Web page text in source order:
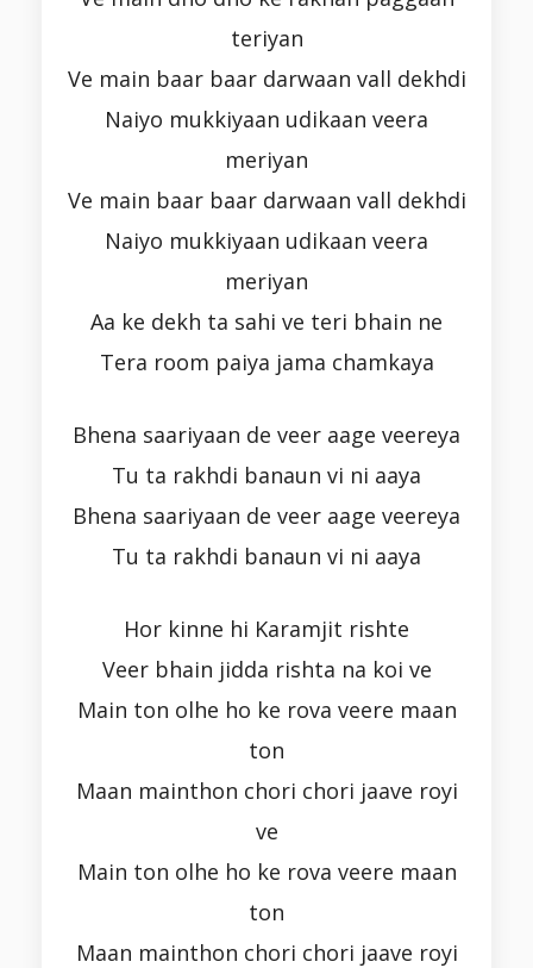
teriyan
Ve main baar baar darwaan vall dekhdi
Naiyo mukkiyaan udikaan veera
meriyan
Ve main baar baar darwaan vall dekhdi
Naiyo mukkiyaan udikaan veera
meriyan
Aa ke dekh ta sahi ve teri bhain ne
Tera room paiya jama chamkaya
Bhena saariyaan de veer aage veereya
Tu ta rakhdi banaun vi ni aaya
Bhena saariyaan de veer aage veereya
Tu ta rakhdi banaun vi ni aaya
Hor kinne hi Karamjit rishte
Veer bhain jidda rishta na koi ve
Main ton olhe ho ke rova veere maan
ton
Maan mainthon chori chori jaave royi
ve
Main ton olhe ho ke rova veere maan
ton
Maan mainthon chori chori jaave royi